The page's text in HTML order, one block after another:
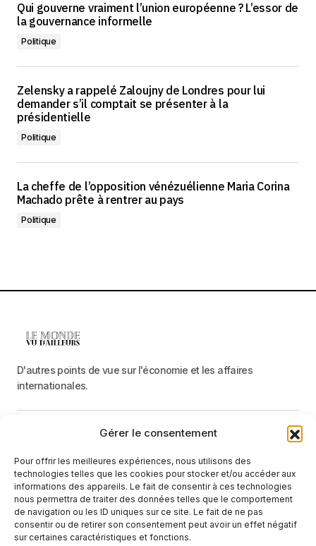
Gérer le consentement
Pour offrir les meilleures expériences, nous utilisons des
technologies telles que les cookies pour stocker et/ou accéder aux
informations des appareils. Le fait de consentir à ces technologies
nous permettra de traiter des données telles que le comportement
de navigation ou les ID uniques sur ce site. Le fait de ne pas
consentir ou de retirer son consentement peut avoir un effet négatif
sur certaines caractéristiques et fonctions.
Qui gouverne vraiment l’union européenne ? L’essor de
la gouvernance informelle
Politique
Zelensky a rappelé Zaloujny de Londres pour lui
demander s’il comptait se présenter à la
présidentielle
Politique
La cheffe de l’opposition vénézuélienne Maria Corina
Machado prête à rentrer au pays
Politique
D'autres points de vue sur l'économie et les affaires
internationales.
Catégories
Recevez une information neutre et factuelle
E-mail